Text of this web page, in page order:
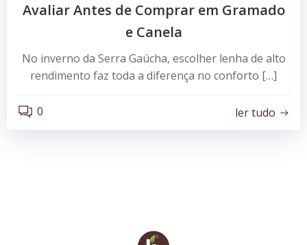
Avaliar Antes de Comprar em Gramado
e Canela
No inverno da Serra Gaúcha, escolher lenha de alto
rendimento faz toda a diferença no conforto […]
0 ler tudo